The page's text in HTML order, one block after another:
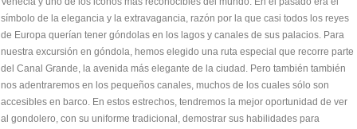
símbolo de la elegancia y la extravagancia, razón por la que casi todos los reyes
de Europa querían tener góndolas en los lagos y canales de sus palacios. Para
nuestra excursión en góndola, hemos elegido una ruta especial que recorre parte
del Canal Grande, la avenida más elegante de la ciudad. Pero también también
nos adentraremos en los pequeños canales, muchos de los cuales sólo son
accesibles en barco. En estos estrechos, tendremos la mejor oportunidad de ver
al gondolero, con su uniforme tradicional, demostrar sus habilidades para